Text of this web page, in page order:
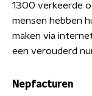
1300 verkeerde
mensen hebben
maken via
een verouderd
Nepfacturen